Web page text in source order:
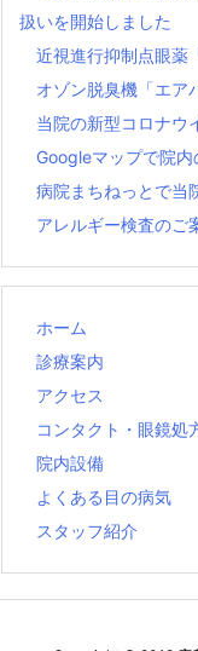
扱いを開始しました
近視進行抑制点眼薬
オゾン脱臭機「エア
当院の新型コロナウ
Googleマップで院内
病院まちねっとで当
アレルギー検査のご
ホーム
診療案内
アクセス
コンタクト・眼鏡処
院内設備
よくある目の病気
スタッフ紹介